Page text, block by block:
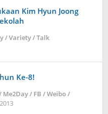
Kim Hyun Joong
/ Variety / Talk
Ke-8!
/ FB / Weibo /
by